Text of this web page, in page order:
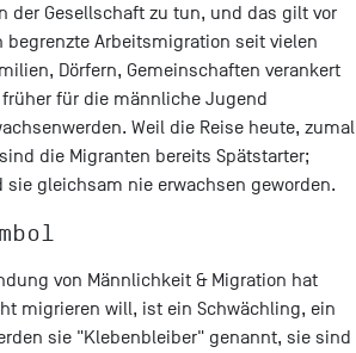
der Gesellschaft zu tun, und das gilt vor
Arbeitsmigration seit vielen
Dörfern, Gemeinschaften verankert
für die männliche Jugend
Weil die Reise heute, zumal
die Migranten bereits Spätstarter;
gleichsam nie erwachsen geworden.
von Männlichkeit & Migration hat
migrieren will, ist ein Schwächling, ein
sie "Klebenbleiber" genannt, sie sind